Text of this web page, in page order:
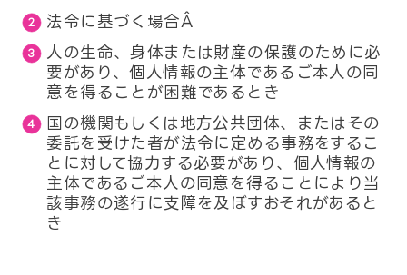
法令に基づく場合Â
人の生命、身体または財産の保護のために必
要があり、個人情報の主体であるご本人の同
意を得ることが困難であるとき
国の機関もしくは地方公共団体、またはその
委託を受けた者が法令に定める事務をするこ
とに対して協力する必要があり、個人情報の
主体であるご本人の同意を得ることにより当
該事務の遂行に支障を及ぼすおそれがあると
き